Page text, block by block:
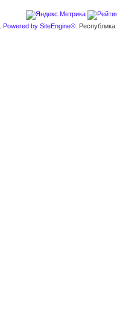
Powered by SiteEngine®.